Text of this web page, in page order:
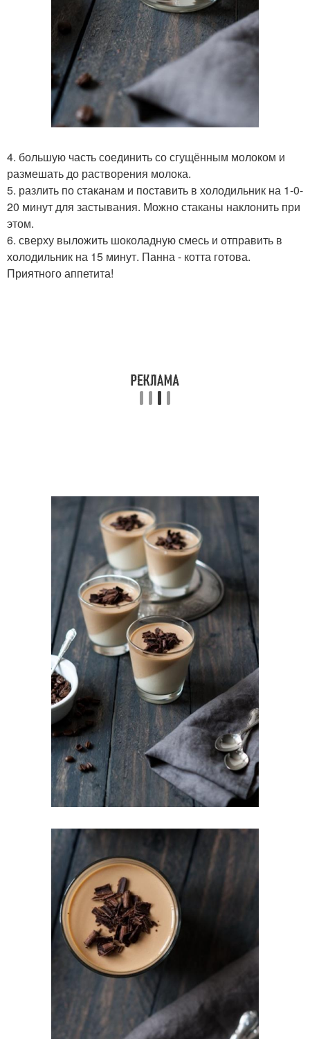
4. большую часть соединить со сгущённым молоком и
размешать до растворения молока.
5. разлить по стаканам и поставить в холодильник на 1-0-
20 минут для застывания. Можно стаканы наклонить при
этом.
6. сверху выложить шоколадную смесь и отправить в
холодильник на 15 минут. Панна - котта готова.
Приятного аппетита!